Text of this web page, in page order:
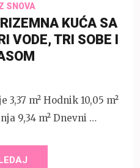
SNOVA
KUĆA SA
VODE, TRI SOBE I
m² Hodnik 10,05 m²
9,34 m² Dnevni …